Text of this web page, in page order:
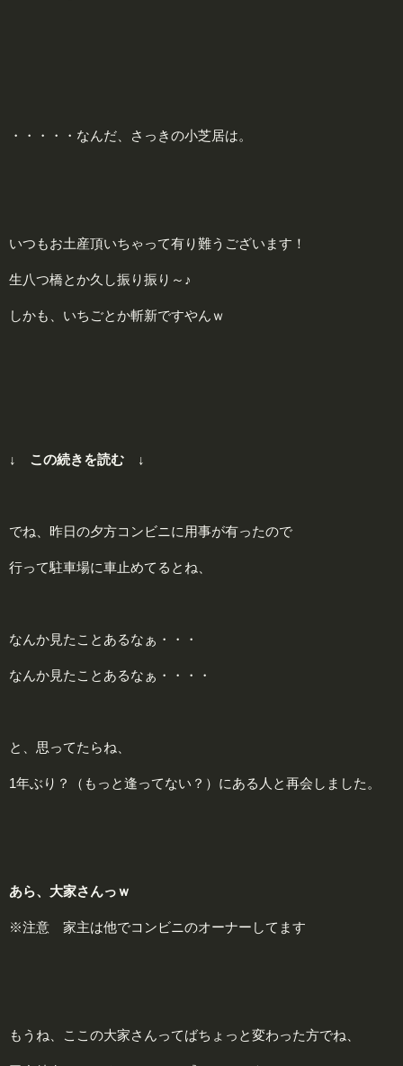
・・・・・なんだ、さっきの小芝居は。
いつもお土産頂いちゃって有り難うございます！
生八つ橋とか久し振り振り～♪
しかも、いちごとか斬新ですやんｗ
↓ この続きを読む ↓
でね、昨日の夕方コンビニに用事が有ったので
行って駐車場に車止めてるとね、
なんか見たことあるなぁ・・・
なんか見たことあるなぁ・・・・
と、思ってたらね、
1年ぶり？（もっと逢ってない？）にある人と再会しました。
あら、大家さんっｗ
※注意 家主は他でコンビニのオーナーしてます
もうね、ここの大家さんってばちょっと変わった方でね、